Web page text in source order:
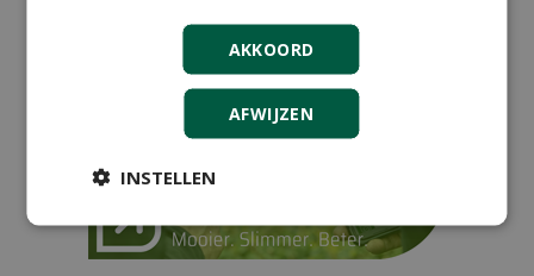
plaatsen via zijn eigen account.
Plaats een gratis advertentie
AKKOORD
AFWIJZEN
INSTELLEN